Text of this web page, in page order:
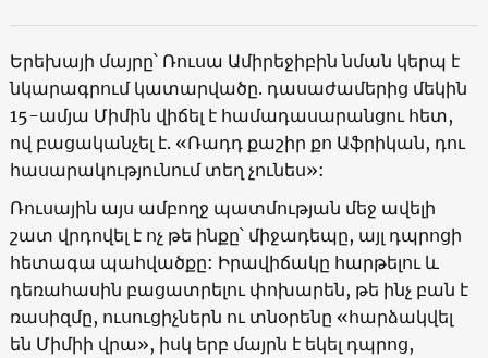
Երեխայի մայրը՝ Ռուսա Ամիրեջիբին նման կերպ է
նկարագրում կատարվածը. դասաժամերից մեկին
15-ամյա Միմին վիճել է համադասարանցու հետ,
ով բացականչել է. «Ռադդ քաշիր քո Աֆրիկան, դու
հասարակությունում տեղ չունես»:
Ռուսային այս ամբողջ պատմության մեջ ավելի
շատ վրդովել է ոչ թե ինքը՝ միջադեպը, այլ դպրոցի
հետագա պահվածքը: Իրավիճակը հարթելու և
դեռահասին բացատրելու փոխարեն, թե ինչ բան է
ռասիզմը, ուսուցիչներն ու տնօրենը «հարձակվել
են Միմիի վրա», իսկ երբ մայրն է եկել դպրոց,